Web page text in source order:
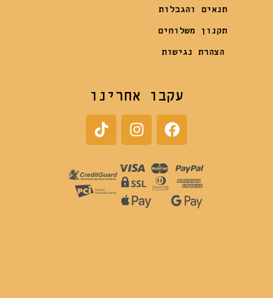
תנאים והגבלות
תקנון משלוחים
הצהרת נגישות
עקבו אחרינו